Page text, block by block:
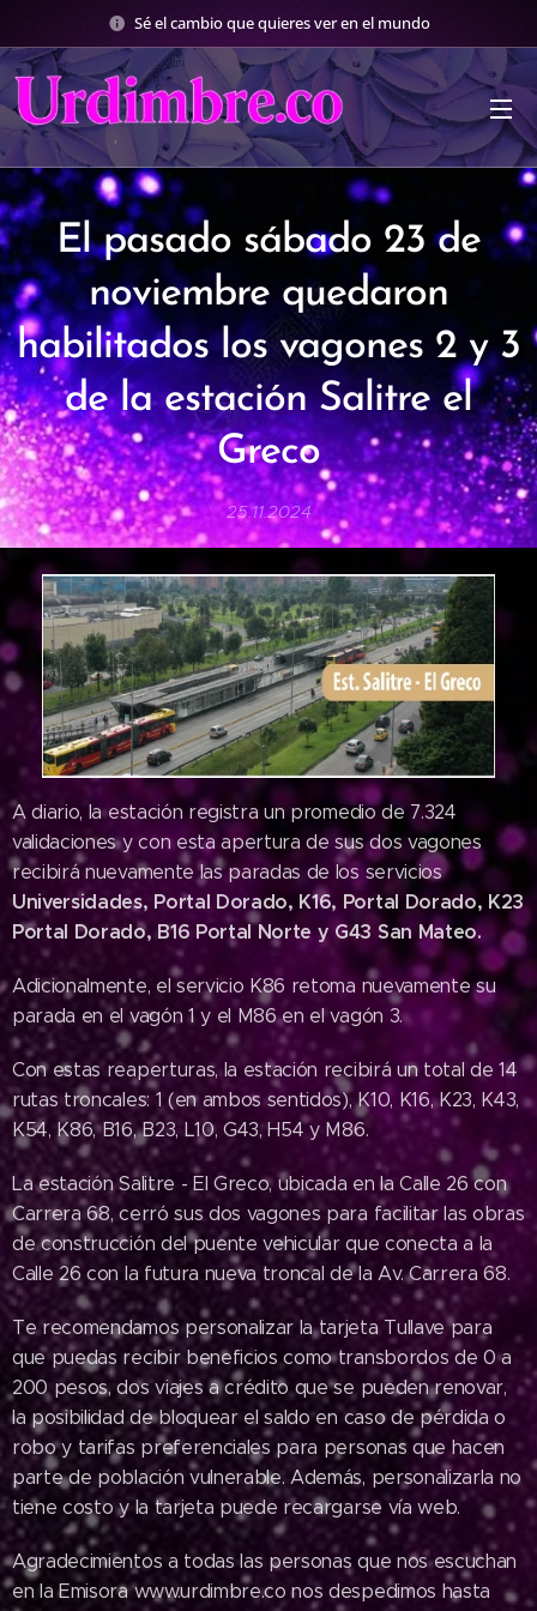
Sé el cambio que quieres ver en el mundo
El pasado sábado 23 de
noviembre quedaron
habilitados los vagones 2 y 3
de la estación Salitre el
Greco
25.11.2024
A diario, la estación registra un promedio de 7.324
validaciones y con esta apertura de sus dos vagones
recibirá nuevamente las paradas de los servicios
Universidades, Portal Dorado, K16, Portal Dorado, K23
Portal Dorado, B16 Portal Norte y G43 San Mateo.
Adicionalmente, el servicio K86 retoma nuevamente su
parada en el vagón 1 y el M86 en el vagón 3.
Con estas reaperturas, la estación recibirá un total de 14
rutas troncales: 1 (en ambos sentidos), K10, K16, K23, K43,
K54, K86, B16, B23, L10, G43, H54 y M86.
La estación Salitre - El Greco, ubicada en la Calle 26 con
Carrera 68, cerró sus dos vagones para facilitar las obras
de construcción del puente vehicular que conecta a la
Calle 26 con la futura nueva troncal de la Av. Carrera 68.
Te recomendamos personalizar la tarjeta Tullave para
que puedas recibir beneficios como transbordos de 0 a
200 pesos, dos viajes a crédito que se pueden renovar,
la posibilidad de bloquear el saldo en caso de pérdida o
robo y tarifas preferenciales para personas que hacen
parte de población vulnerable. Además, personalizarla no
tiene costo y la tarjeta puede recargarse vía web.
Agradecimientos a todas las personas que nos escuchan
en la Emisora www.urdimbre.co nos despedimos hasta
01.08.2026
El Instituto
para la
Economía
Social
(IPES) es
una
entidad
pública de